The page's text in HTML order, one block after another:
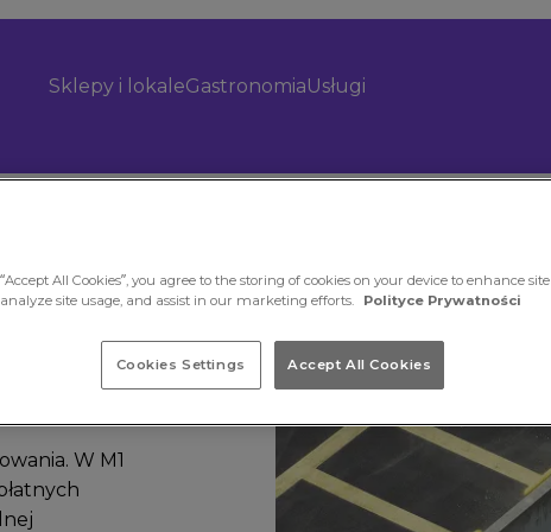
Sklepy i lokaleGastronomiaUsługi
W M1
All Cookies”, you agree to the storing of cookies on your device to enhance site
site usage, and assist in our marketing efforts.
Polityce Prywatności
Cookies Settings Accept All Cookies